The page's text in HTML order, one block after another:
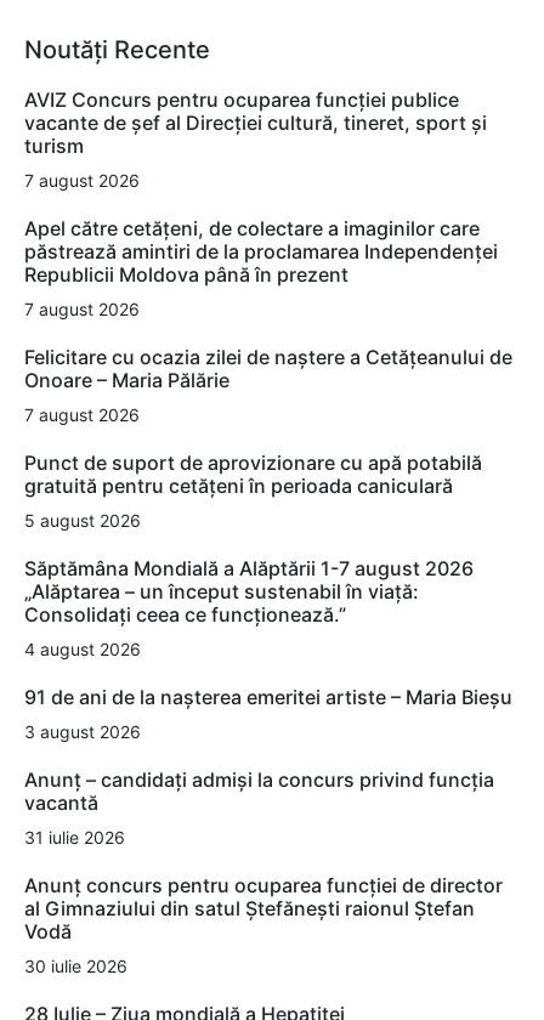
Noutăți Recente
AVIZ Concurs pentru ocuparea funcţiei publice
vacante de şef al Direcţiei cultură, tineret, sport şi
turism
7 august 2026
Apel către cetățeni, de colectare a imaginilor care
păstrează amintiri de la proclamarea Independenței
Republicii Moldova până în prezent
7 august 2026
Felicitare cu ocazia zilei de naștere a Cetățeanului de
Onoare – Maria Pălărie
7 august 2026
Punct de suport de aprovizionare cu apă potabilă
gratuită pentru cetățeni în perioada caniculară
5 august 2026
Săptămâna Mondială a Alăptării 1-7 august 2026
„Alăptarea – un început sustenabil în viață:
Consolidați ceea ce funcționează.”
4 august 2026
91 de ani de la nașterea emeritei artiste – Maria Bieșu
3 august 2026
Anunț – candidați admiși la concurs privind funcția
vacantă
31 iulie 2026
Anunț concurs pentru ocuparea funcției de director
al Gimnaziului din satul Ștefănești raionul Ștefan
Vodă
30 iulie 2026
28 Iulie – Ziua mondială a Hepatitei